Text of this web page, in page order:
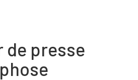
de presse